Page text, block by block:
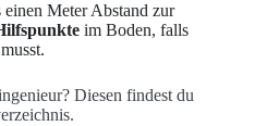
einen Meter Abstand zur
im Boden, falls
Diesen findest du